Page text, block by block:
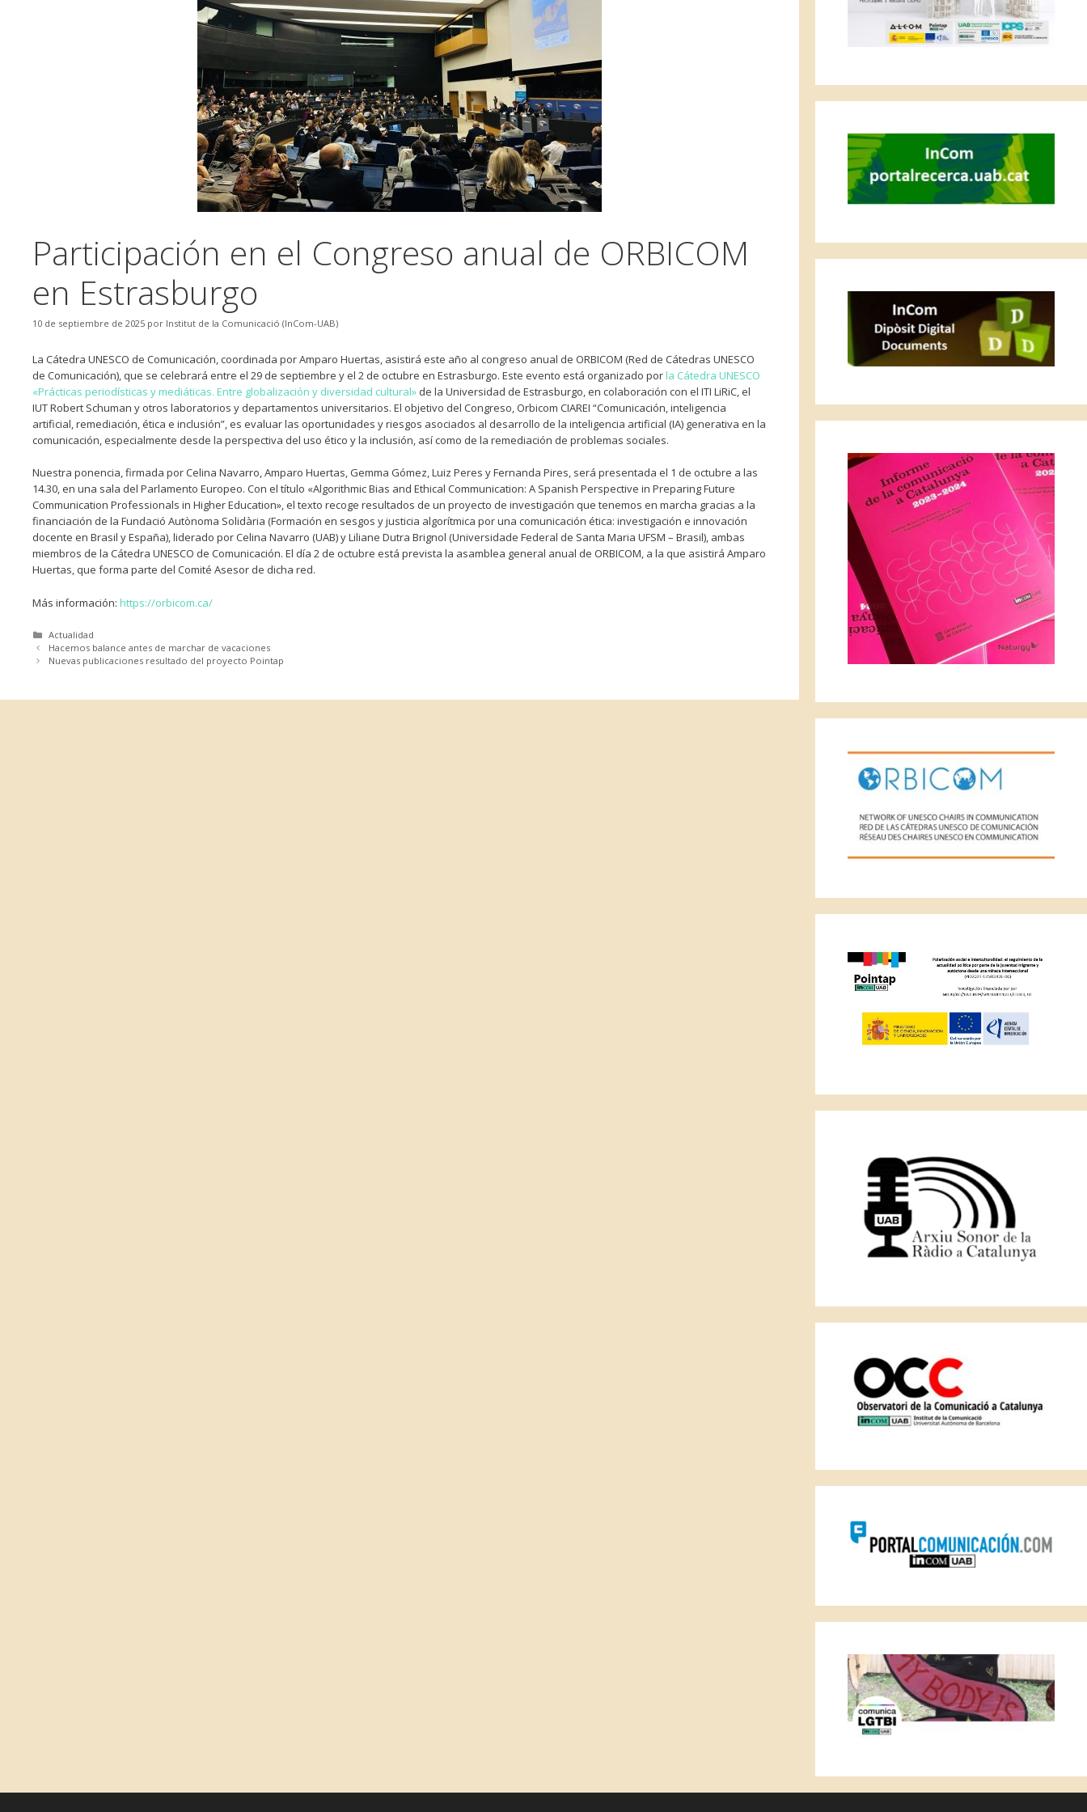
Participación en el Congreso anual de ORBICOM
en Estrasburgo
10 de septiembre de 2025 por Institut de la Comunicació (InCom-UAB)
La Cátedra UNESCO de Comunicación, coordinada por Amparo Huertas, asistirá este año al congreso anual de ORBICOM (Red de Cátedras UNESCO
de Comunicación), que se celebrará entre el 29 de septiembre y el 2 de octubre en Estrasburgo. Este evento está organizado porla Cátedra UNESCO
«Prácticas periodísticas y mediáticas. Entre globalización y diversidad cultural» de la Universidad de Estrasburgo, en colaboración con el ITI LiRiC, el
IUT Robert Schuman y otros laboratorios y departamentos universitarios. El objetivo del Congreso, Orbicom CIAREI “Comunicación, inteligencia
artificial, remediación, ética e inclusión”, es evaluar las oportunidades y riesgos asociados al desarrollo de la inteligencia artificial (IA) generativa en la
comunicación, especialmente desde la perspectiva del uso ético y la inclusión, así como de la remediación de problemas sociales.
Nuestra ponencia, firmada por Celina Navarro, Amparo Huertas, Gemma Gómez, Luiz Peres y Fernanda Pires, será presentada el 1 de octubre a las
14.30, en una sala del Parlamento Europeo. Con el título «Algorithmic Bias and Ethical Communication: A Spanish Perspective in Preparing Future
Communication Professionals in Higher Education», el texto recoge resultados de un proyecto de investigación que tenemos en marcha gracias a la
financiación de la Fundació Autònoma Solidària (Formación en sesgos y justicia algorítmica por una comunicación ética: investigación e innovación
docente en Brasil y España), liderado por Celina Navarro (UAB) y Liliane Dutra Brignol (Universidade Federal de Santa Maria UFSM – Brasil), ambas
miembros de la Cátedra UNESCO de Comunicación. El día 2 de octubre está prevista la asamblea general anual de ORBICOM, a la que asistirá Amparo
Huertas, que forma parte del Comité Asesor de dicha red.
Más información: https://orbicom.ca/
Categorías
Actualidad
Hacemos balance antes de marchar de vacaciones
Nuevas publicaciones resultado del proyecto Pointap